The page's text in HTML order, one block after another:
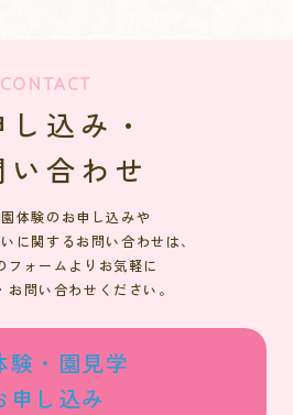
CONTACT
込み・
い合わせ
体験のお申し込みや
に関するお問い合わせは、
フォームよりお気軽に
お問い合わせください。
験・園見学
申し込み